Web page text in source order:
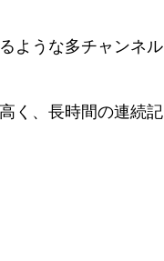
ような多チャンネル
く、長時間の連続記